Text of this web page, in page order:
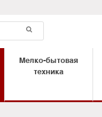
Мелко-бытовая
техника